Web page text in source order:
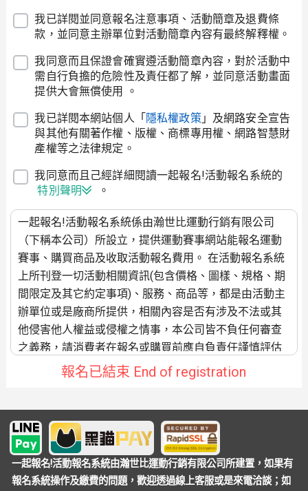
我已詳閱並同意報名注意事項、活動簡章及退費條
款，並同意主辦單位對活動簡章內容有最終解釋權。
我同意而且保證會確實遵活動簡章內容，對於活動中
需自行負擔的危險性及責任都了解，並同意活動畫面
提供大會無償使用 。
我已詳閱本網站個人「 隱私權政策 」及網路安全宣告
與其他有關著作權、版權、商標專用權、網路智慧財
產權等之法律規定。
我同意而且己經詳細閱讀一起報名!活動報名系統的
特別聲明
。
一起報名!活動報名系統係由瀚世比運動行銷有限公司
（下稱本公司）所設立，提供運動賽事網站能報名運動
賽事、購買商品及收取活動報名費用。 在活動報名系統
上所刊登一切活動相關資訊(包含價格、圖樣、規格、期
間限定及其它約定事項)、服務、商品等，都是由活動主
辦單位或是廠商所提供，相關內容是否有涉及不法或其
他侵害他人權益或侵權之情事，本公司皆不負任何審查
之義務，請消費者在報名或購買前應自負責任謹慎評估
要不要參加。 若消費者與廠商間就有關款項、商品品質
(規格、圖樣)、活動舉辦相關事宜、商品運送、發票開立
理，本公司不負任何保證及瑕疵擔保責任。 承上所示，
消費者的訂單(活動報名或是購買商品)送出成立後，繳費
通知單即會產生「系統處理費」費用，當消費者完成此
筆訂單繳費後，視同消費者認可收取「系統處理費」的
報名已結束 End of registration
一起報名!活動報名系統由瀚世比運動行銷有限公司所建置，如果有
報名系統操作及繳費的問題，歡迎透過線上客服或是來電洽談；如